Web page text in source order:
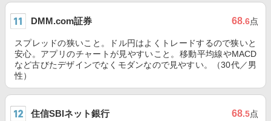
DMM.com証券 68.6点
スプレッドの狭いこと。ドル円はよくトレードするので狭いと
安心。アプリのチャートが見やすいこと。移動平均線やMACD
など古びたデザインでなくモダンなので見やすい。（30代／男
性）
住信SBIネット銀行 68.5点